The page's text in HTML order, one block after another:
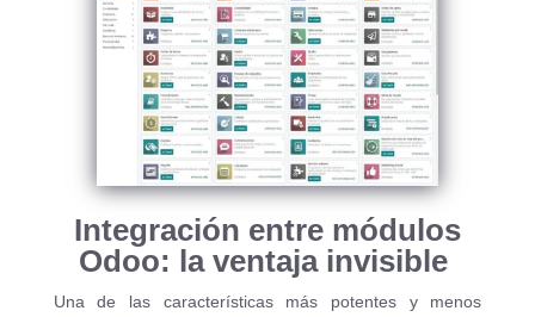
Integración entre módulos
Odoo: la ventaja invisible
Una de las características más potentes y menos